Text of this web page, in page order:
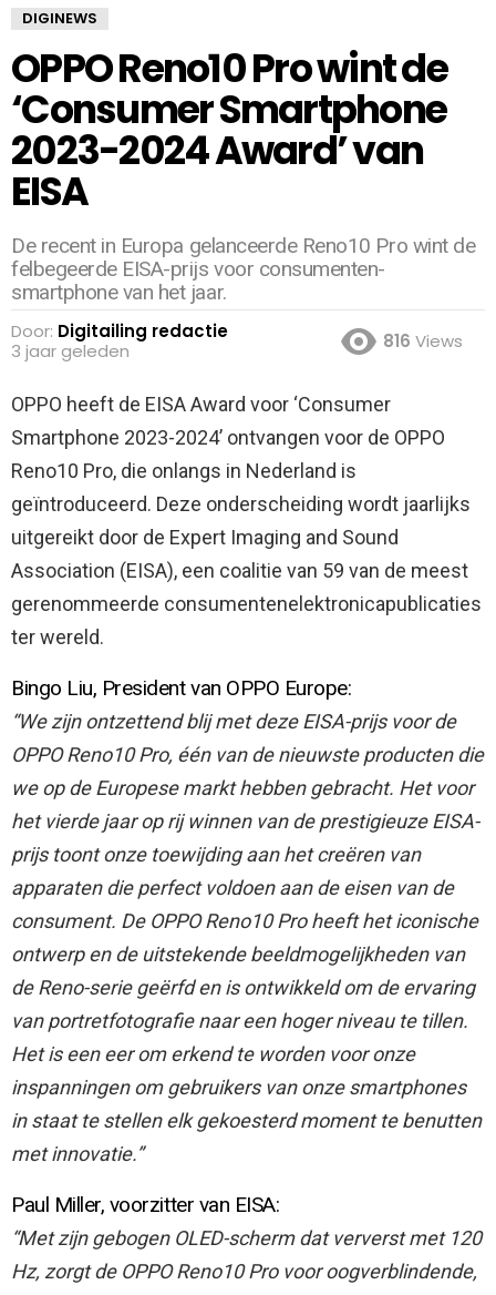
DIGINEWS
OPPO Reno10 Pro wint de
‘Consumer Smartphone
2023-2024 Award’ van
EISA
De recent in Europa gelanceerde Reno10 Pro wint de
felbegeerde EISA-prijs voor consumenten-
smartphone van het jaar.
Door: Digitailing redactie
3 jaar geleden
816 Views
OPPO heeft de EISA Award voor ‘Consumer
Smartphone 2023-2024’ ontvangen voor de OPPO
Reno10 Pro, die onlangs in Nederland is
geïntroduceerd. Deze onderscheiding wordt jaarlijks
uitgereikt door de Expert Imaging and Sound
Association (EISA), een coalitie van 59 van de meest
gerenommeerde consumentenelektronicapublicaties
ter wereld.
Bingo Liu, President van OPPO Europe:
“We zijn ontzettend blij met deze EISA-prijs voor de
OPPO Reno10 Pro, één van de nieuwste producten die
we op de Europese markt hebben gebracht. Het voor
het vierde jaar op rij winnen van de prestigieuze EISA-
prijs toont onze toewijding aan het creëren van
apparaten die perfect voldoen aan de eisen van de
consument. De OPPO Reno10 Pro heeft het iconische
ontwerp en de uitstekende beeldmogelijkheden van
de Reno-serie geërfd en is ontwikkeld om de ervaring
van portretfotografie naar een hoger niveau te tillen.
Het is een eer om erkend te worden voor onze
inspanningen om gebruikers van onze smartphones
in staat te stellen elk gekoesterd moment te benutten
met innovatie.”
Paul Miller, voorzitter van EISA:
“Met zijn gebogen OLED-scherm dat ververst met 120
Hz, zorgt de OPPO Reno10 Pro voor oogverblindende,